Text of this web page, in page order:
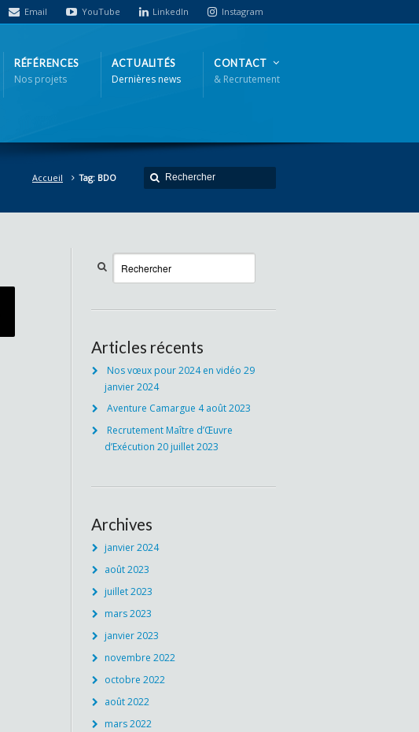
Email YouTube LinkedIn Instagram
RÉFÉRENCES
Nos projets
ACTUALITÉS
Dernières news
CONTACT
& Recrutement
Accueil Tag: BDO
Articles récents
Nos vœux pour 2024 en vidéo 29
janvier 2024
Aventure Camargue 4 août 2023
Recrutement Maître d’Œuvre
d’Exécution 20 juillet 2023
Archives
janvier 2024
août 2023
juillet 2023
mars 2023
janvier 2023
novembre 2022
octobre 2022
août 2022
mars 2022